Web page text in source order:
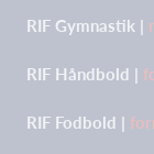
RIF Gymnastik |
RIF Håndbold |
RIF Fodbold |